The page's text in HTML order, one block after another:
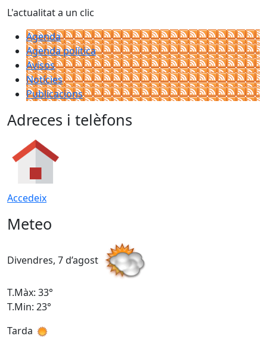
L'actualitat a un clic
Agenda
Agenda política
Avisos
Notícies
Publicacions
Adreces i telèfons
Accedeix
Meteo
Divendres, 7 d’agost
T.Màx: 33°
T.Min: 23°
Tarda